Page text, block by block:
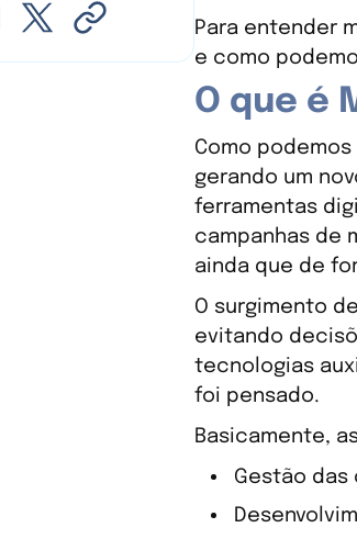
Para entender
e como
O que é
Como
gerando um
ferramentas
campanhas de
ainda que de
O surgimento
evitando
tecnologias
foi pensado.
Basicamente,
Gestão das